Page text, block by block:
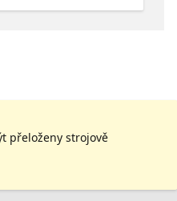
přeloženy strojově